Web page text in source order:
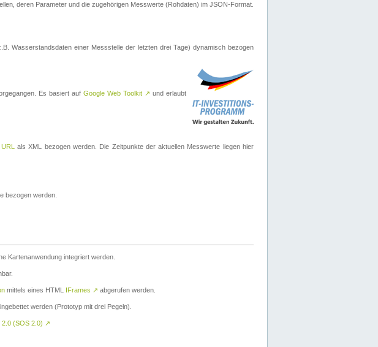
deren Parameter und die zugehörigen Messwerte (Rohdaten) im JSON-Format.
Wasserstandsdaten einer Messstelle der letzten drei Tage) dynamisch bezogen
Es basiert auf Google Web Toolkit ↗ und erlaubt
als XML bezogen werden. Die Zeitpunkte der aktuellen Messwerte liegen hier
bezogen werden.
Kartenanwendung integriert werden.
mittels eines HTML IFrames ↗ abgerufen werden.
werden (Prototyp mit drei Pegeln).
(SOS 2.0) ↗